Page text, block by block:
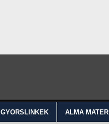
GYORSLINKEK ALMA MATER